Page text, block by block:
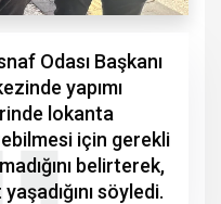
Odası Başkanı
yapımı
lokanta
için gerekli
belirterek,
söyledi.